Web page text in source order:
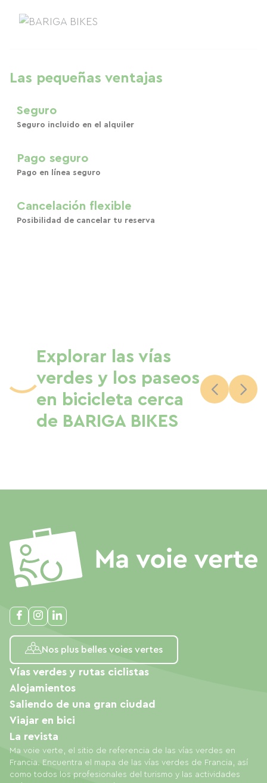
Las pequeñas ventajas
Seguro
Seguro incluido en el alquiler
Pago seguro
Pago en línea seguro
Cancelación flexible
Posibilidad de cancelar tu reserva
Explorar las vías
verdes y los paseos
en bicicleta cerca
de BARIGA BIKES
Nos plus belles voies vertes
Ma voie verte, el sitio de referencia de las vías verdes en
Francia. Encuentra el mapa de las vías verdes de Francia, así
como todos los profesionales del turismo y las actividades
Vías verdes y rutas ciclistas
Alojamientos
Saliendo de una gran ciudad
Viajar en bici
La revista